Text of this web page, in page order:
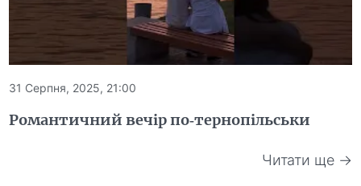
31 Серпня, 2025, 21:00
Романтичний вечір по-тернопільськи
Читати ще →